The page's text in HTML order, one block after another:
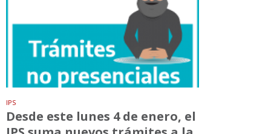
IPS
Desde este lunes 4 de enero, el